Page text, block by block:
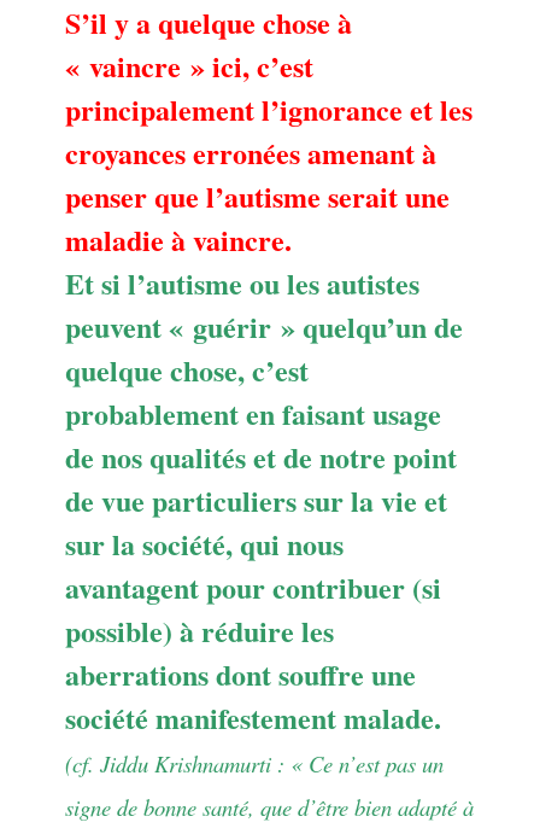
S’il y a quelque chose à
« vaincre » ici, c’est
principalement l’ignorance et les
croyances erronées amenant à
penser que l’autisme serait une
maladie à vaincre.
Et si l’autisme ou les autistes
peuvent « guérir » quelqu’un de
quelque chose, c’est
probablement en faisant usage
de nos qualités et de notre point
de vue particuliers sur la vie et
sur la société, qui nous
avantagent pour contribuer (si
possible) à réduire les
aberrations dont souffre une
société manifestement malade.
(cf. Jiddu Krishnamurti : « Ce n’est pas un
signe de bonne santé, que d’être bien adapté à